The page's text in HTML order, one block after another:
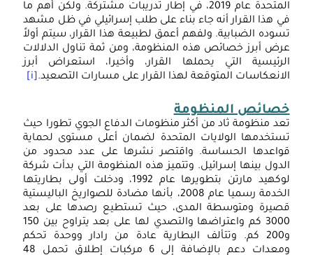
المتحدة عام 2019، في إطار تدريبات مشتركة. ولكن أهم ما
هذا القرار أنه جاء بناء على طلب إسرائيلي في ظل مشهد
الضبابية. ولفهم أعمق لطبيعة هذا القرار، سيتم أولاً
أبرز خصائص هذه المنظومة، ومن ثمة تناول الدلالات
التي يحملها القرار، وأخيرا، استعراض أبرز
المتوقعة لهذا القرار على مسارات التصعيد.[i]
المنظومة
منظومة ثاد من أكثر منظومات الدفاع الجوي تطورا حيث
الولايات المتحدة لضمان أعلى مستوى لحماية
الحساسة. واقتصر نشرها على عدد محدود من
بينها إسرائيل. وتتميز هذه المنظومة التي بدأت شركة
لوكهيد مارتن بتطويرها عام 1992، ودخلت أولى بطاريتها
الخدمة رسميا عام 2008، بأنها مضادة للصواريخ الباليستية
ومتوسطة المدى، حيث تستطيع رصدها على بعد
3000 كم واعتراضها والتصدي لها على بعد يتراوح بين 150
و200 كم. وتتألف البطارية عادة من رادار ووحدة تحكم
ومعدات دعم بالإضافة إلى 6 مركبات إطلاق تحمل 48